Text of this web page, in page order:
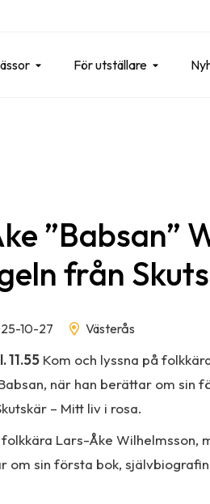
För utställare
”Babsan”
från
10-27 Västerås
11.55 Kom och lyssna på
när han berättar om sin
– Mitt liv i rosa.
Lars-Åke Wilhelmsson,
om sin första bok, självbiografin